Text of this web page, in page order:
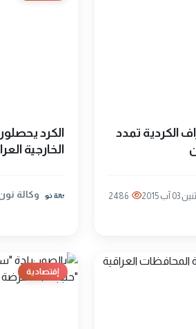
الكردية تمدد
03 آب 2015 2486
الكرد
الخارجية
وكالة
إقتصادية